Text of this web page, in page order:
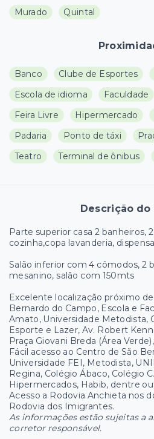
Murado Quintal
Banco Clube de Esportes
Escola de idioma
Faculdade
Feira Livre
Hipermercado
Padaria
Ponto de táxi
Teatro
Terminal de ônibus
Descrição
Parte superior casa 2 banheiros,
cozinha,copa lavanderia,
Salão inferior com 4 cômodos, 2
mesanino, salão com 150mts
Excelente localização próximo de
Bernardo do Campo, Escola e
Amato, Universidade Metodista,
Esporte e Lazer, Av. Robert
Praça Giovani Breda (Área
Fácil acesso ao Centro de São
Universidade FEI, Metodista,
Regina, Colégio Ábaco, Colégio
Hipermercados, Habib, dentre
Acesso a Rodovia Anchieta nos
Rodovia dos Imigrantes.
As informações estão sujeitas a
corretor responsável.